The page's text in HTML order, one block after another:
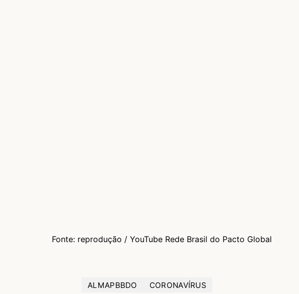
Fonte: reprodução / YouTube Rede Brasil do Pacto Global
ALMAPBBDO CORONAVÍRUS